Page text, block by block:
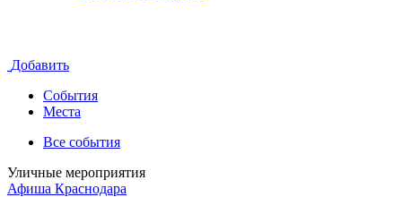
Добавить
События
Места
Все события
Уличные мероприятия
Афиша Краснодара